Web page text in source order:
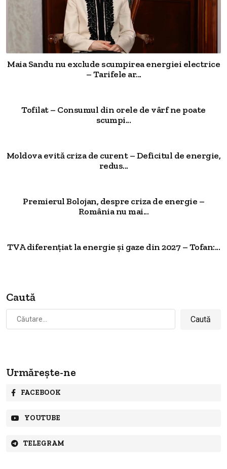
Maia Sandu nu exclude scumpirea energiei electrice
– Tarifele ar...
Tofilat – Consumul din orele de vârf ne poate
scumpi...
Moldova evită criza de curent – Deficitul de energie,
redus...
Premierul Bolojan, despre criza de energie –
România nu mai...
TVA diferențiat la energie și gaze din 2027 – Tofan:...
Caută
după:
Urmărește-ne
FACEBOOK
YOUTUBE
TELEGRAM